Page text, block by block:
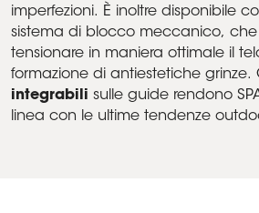
imperfezioni. È inoltre disponibile
sistema di blocco meccanico,
tensionare in maniera ottimale il
integrabili sulle guide rendono
linea con le ultime tendenze